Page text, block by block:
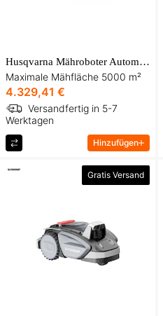
Husqvarna Mähroboter Automower® 520 EPOS®
Maximale Mähfläche 5000 m²
4.329,41 €
Versandfertig in 5-7
Werktagen
Hinzufügen
Gratis Versand